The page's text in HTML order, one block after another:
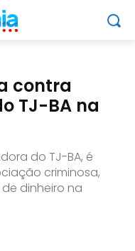
contra
TJ-BA na
do TJ-BA, é
criminosa,
dinheiro na